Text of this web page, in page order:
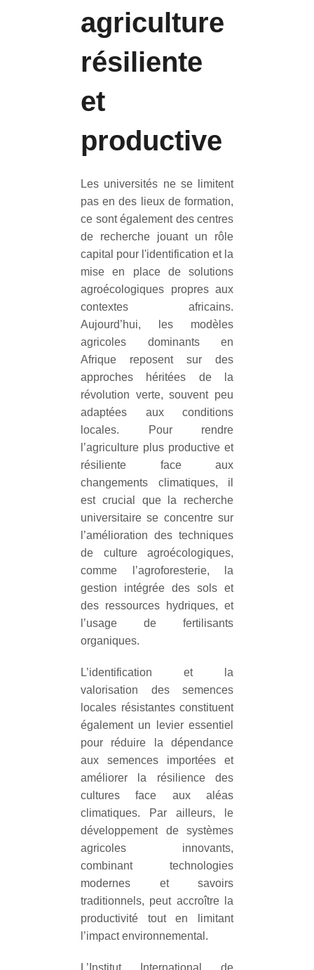
agriculture
résiliente
et
productive
Les universités ne se limitent
pas en des lieux de formation,
ce sont également des centres
de recherche jouant un rôle
capital pour l'identification et la
mise en place de solutions
agroécologiques propres aux
contextes africains.
Aujourd’hui, les modèles
agricoles dominants en
Afrique reposent sur des
approches héritées de la
révolution verte, souvent peu
adaptées aux conditions
locales. Pour rendre
l’agriculture plus productive et
résiliente face aux
changements climatiques, il
est crucial que la recherche
universitaire se concentre sur
l’amélioration des techniques
de culture agroécologiques,
comme l’agroforesterie, la
gestion intégrée des sols et
des ressources hydriques, et
l’usage de fertilisants
organiques.
L’identification et la
valorisation des semences
locales résistantes constituent
également un levier essentiel
pour réduire la dépendance
aux semences importées et
améliorer la résilience des
cultures face aux aléas
climatiques. Par ailleurs, le
développement de systèmes
agricoles innovants,
combinant technologies
modernes et savoirs
traditionnels, peut accroître la
productivité tout en limitant
l’impact environnemental.